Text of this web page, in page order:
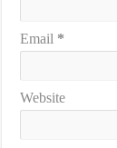
Email *
Website